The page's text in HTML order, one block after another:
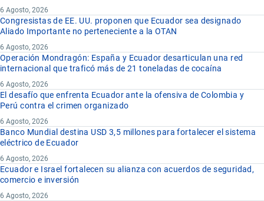
6 Agosto, 2026
Congresistas de EE. UU. proponen que Ecuador sea designado
Aliado Importante no perteneciente a la OTAN
6 Agosto, 2026
Operación Mondragón: España y Ecuador desarticulan una red
internacional que traficó más de 21 toneladas de cocaína
6 Agosto, 2026
El desafío que enfrenta Ecuador ante la ofensiva de Colombia y
Perú contra el crimen organizado
6 Agosto, 2026
Banco Mundial destina USD 3,5 millones para fortalecer el sistema
eléctrico de Ecuador
6 Agosto, 2026
Ecuador e Israel fortalecen su alianza con acuerdos de seguridad,
comercio e inversión
6 Agosto, 2026